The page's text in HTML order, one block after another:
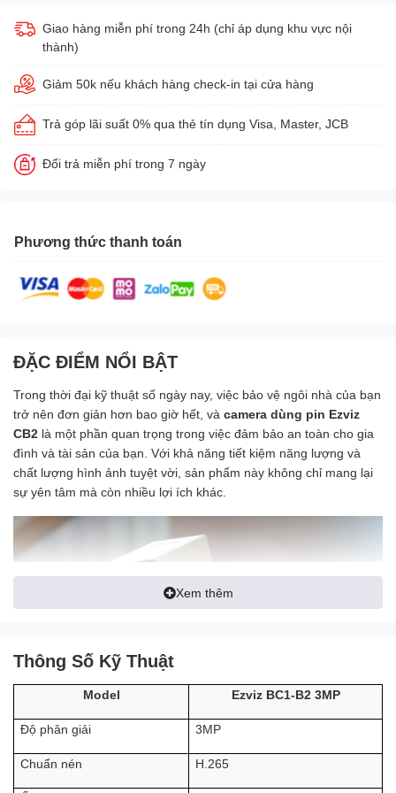
Giao hàng miễn phí trong 24h (chỉ áp dụng khu vực nội
thành)
Giảm 50k nếu khách hàng check-in tại cửa hàng
Trả góp lãi suất 0% qua thẻ tín dụng Visa, Master, JCB
Đổi trả miễn phí trong 7 ngày
Phương thức thanh toán
ĐẶC ĐIỂM NỔI BẬT
Trong thời đại kỹ thuật số ngày nay, việc bảo vệ ngôi nhà của bạn
trở nên đơn giản hơn bao giờ hết, và camera dùng pin Ezviz
CB2 là một phần quan trọng trong việc đảm bảo an toàn cho gia
đình và tài sản của bạn. Với khả năng tiết kiệm năng lượng và
chất lượng hình ảnh tuyệt vời, sản phẩm này không chỉ mang lại
sự yên tâm mà còn nhiều lợi ích khác.
Sản phẩm camera Ezviz CB2 3Mplà dòng
trong nhàlinh hoạt và đáng tin cậy của Ezviz, về cơ bản có thể
lắp ở bất kỳ đâu bên trong ngôi nhà của bạn. Camera này còn sở
Xem thêm
Thông Số Kỹ Thuật
Model Ezviz BC1-B2 3MP
Độ phân giải 3MP
Chuẩn nén H.265